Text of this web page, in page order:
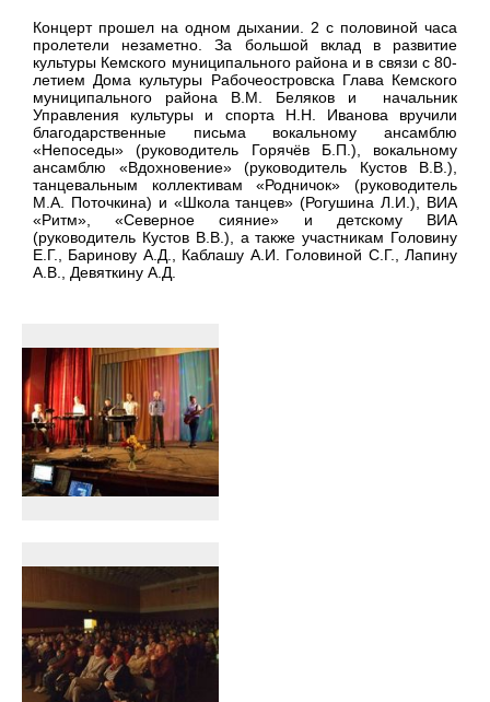
Концерт прошел на одном дыхании. 2 с половиной часа
пролетели незаметно. За большой вклад в развитие
культуры Кемского муниципального района и в связи с 80-
летием Дома культуры Рабочеостровска Глава Кемского
муниципального района В.М. Беляков и начальник
Управления культуры и спорта Н.Н. Иванова вручили
благодарственные письма вокальному ансамблю
«Непоседы» (руководитель Горячёв Б.П.), вокальному
ансамблю «Вдохновение» (руководитель Кустов В.В.),
танцевальным коллективам «Родничок» (руководитель
М.А. Поточкина) и «Школа танцев» (Рогушина Л.И.), ВИА
«Ритм», «Северное сияние» и детскому ВИА
(руководитель Кустов В.В.), а также участникам Головину
Е.Г., Баринову А.Д., Каблашу А.И. Головиной С.Г., Лапину
А.В., Девяткину А.Д.